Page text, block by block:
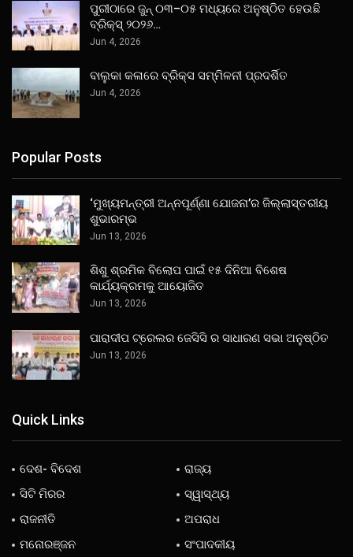
ପୁରୀଠାରେ ଜୁନ୍ ୦୩–୦୫ ମଧ୍ୟରେ ଅନୁଷ୍ଠିତ ହେଉଛି
ବ୍ରିକ୍ସ୍ ୨୦୨୬…
Jun 4, 2026
ବାଲୁକା କଳାରେ ବ୍ରିକ୍ସ ସମ୍ମିଳନୀ ପ୍ରଦର୍ଶିତ
Jun 4, 2026
Popular Posts
‘ମୁଖ୍ୟମନ୍ତ୍ରୀ ଅନ୍ନପୂର୍ଣ୍ଣା ଯୋଜନା’ର ଜିଲ୍ଲାସ୍ତରୀୟ
ଶୁଭାରମ୍ଭ
Jun 13, 2026
ଶିଶୁ ଶ୍ରମିକ ବିଲୋପ ପାଇଁ ୧୫ ଦିନିଆ ବିଶେଷ
କାର୍ଯ୍ୟକ୍ରମକୁ ଆୟୋଜିତ
Jun 13, 2026
ପାରାଦୀପ ଟ୍ରେଲର ଜେସିସି ର ସାଧାରଣ ସଭା ଅନୁଷ୍ଠିତ
Jun 13, 2026
Quick Links
ଦେଶ- ବିଦେଶ
ରାଜ୍ୟ
ସିଟି ମିରର
ସ୍ୱାସ୍ଥ୍ୟ
ରାଜନୀତି
ଅପରାଧ
ମନୋରଞ୍ଜନ
ସଂପାଦକୀୟ